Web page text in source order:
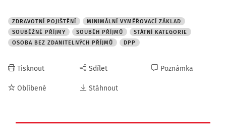
ZDRAVOTNÍ POJIŠTĚNÍ
MINIMÁLNÍ VYMĚŘOVACÍ ZÁKLAD
SOUBĚŽNÉ PŘÍJMY
SOUBĚH PŘÍJMŮ
STÁTNÍ KATEGORIE
OSOBA BEZ ZDANITELNÝCH PŘÍJMŮ
DPP
Tisknout
Oblíbené
Sdílet
Stáhnout
Poznámka